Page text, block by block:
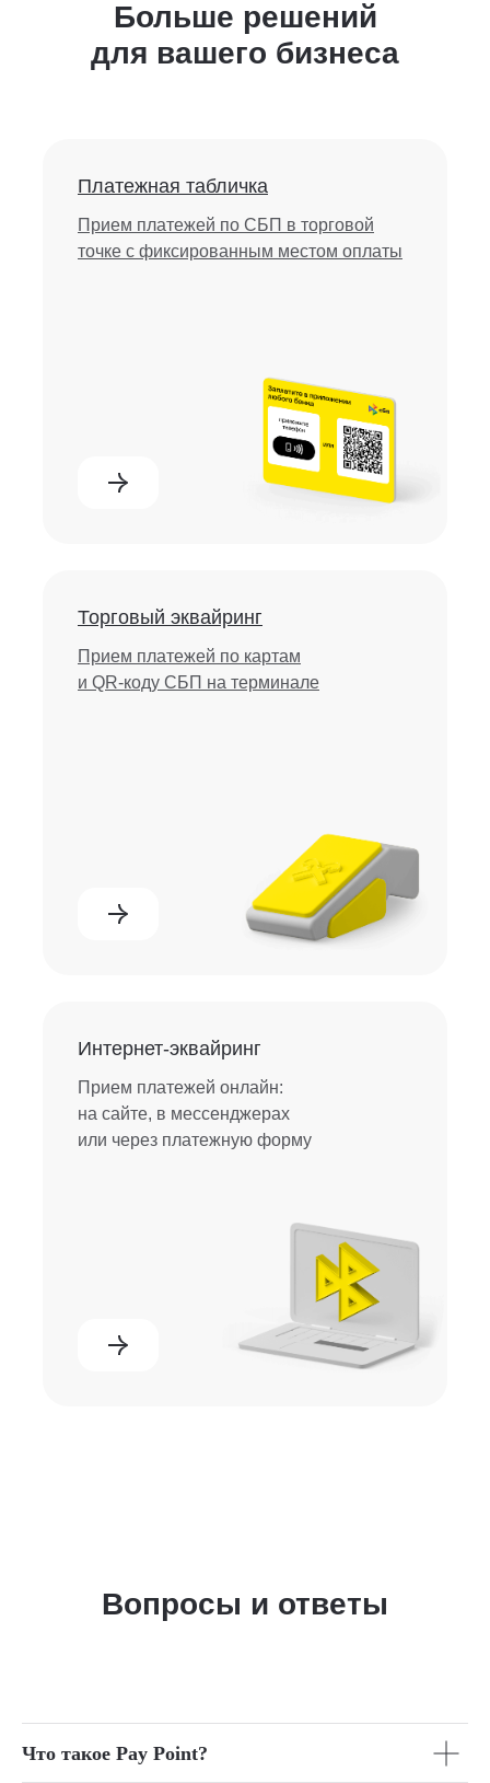
Платежная табличка
Прием платежей по СБП в торговой
точке с фиксированным местом оплаты
Интернет-эквайринг
Прием платежей онлайн:
на сайте, в мессенджерах
или через платежную форму
Торговый эквайринг
Прием платежей по картам
и QR-коду СБП на терминале
Больше решений
для вашего бизнеса
Вопросы и ответы
Что такое Pay Point?